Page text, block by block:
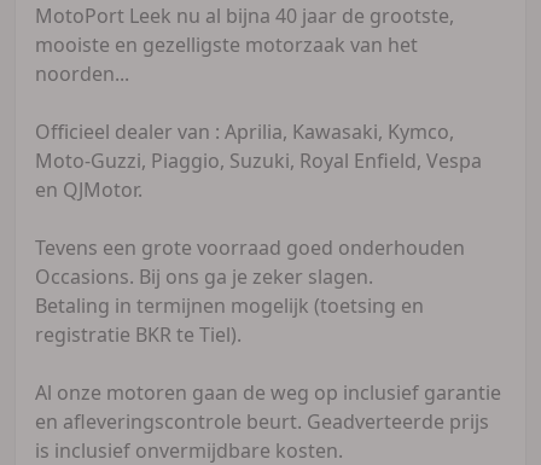
MotoPort Leek nu al bijna 40 jaar de grootste,
mooiste en gezelligste motorzaak van het
noorden...
Officieel dealer van : Aprilia, Kawasaki, Kymco,
Moto-Guzzi, Piaggio, Suzuki, Royal Enfield, Vespa
en QJMotor.
Tevens een grote voorraad goed onderhouden
Occasions. Bij ons ga je zeker slagen.
Betaling in termijnen mogelijk (toetsing en
registratie BKR te Tiel).
Al onze motoren gaan de weg op inclusief garantie
en afleveringscontrole beurt. Geadverteerde prijs
is inclusief onvermijdbare kosten.